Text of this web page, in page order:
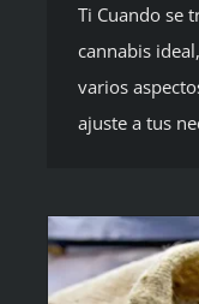
Ti Cuando se
cannabis
varios
ajuste a tus